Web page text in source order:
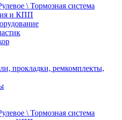
\ Тормозная система
и КПП
прокладки, ремкомплекты,
\ Тормозная система